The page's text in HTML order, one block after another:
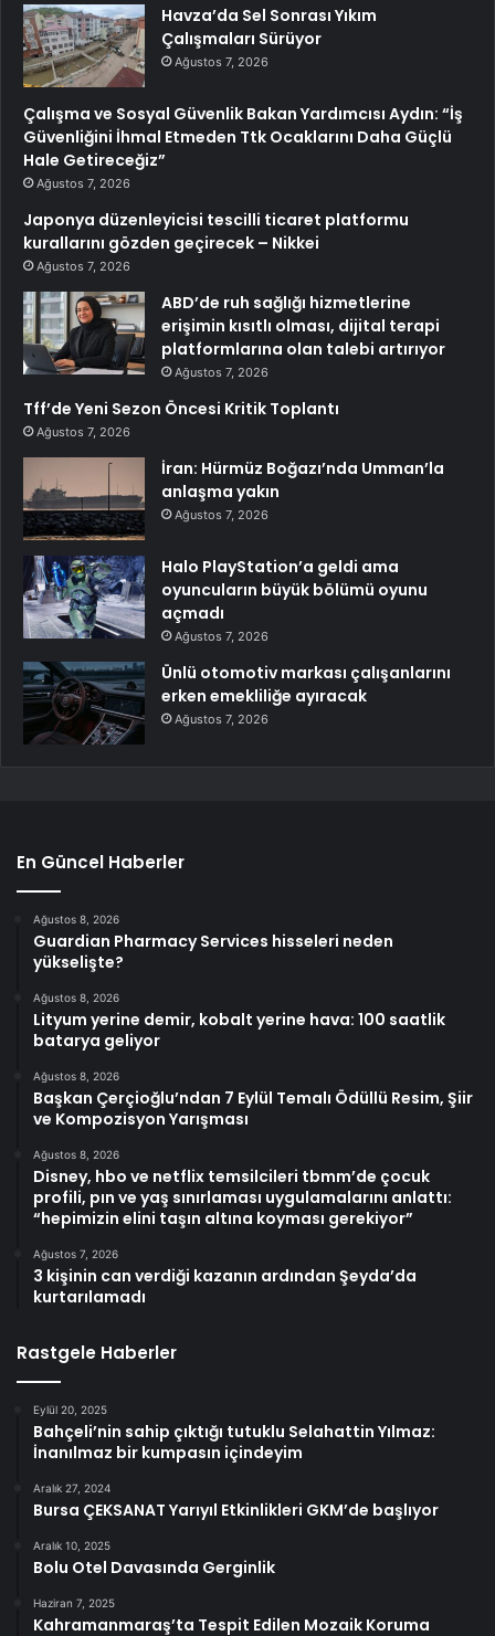
Havza’da Sel Sonrası Yıkım
Çalışmaları Sürüyor
Ağustos 7, 2026
Çalışma ve Sosyal Güvenlik Bakan Yardımcısı Aydın: “İş
Güvenliğini İhmal Etmeden Ttk Ocaklarını Daha Güçlü
Hale Getireceğiz”
Ağustos 7, 2026
Japonya düzenleyicisi tescilli ticaret platformu
kurallarını gözden geçirecek – Nikkei
Ağustos 7, 2026
ABD’de ruh sağlığı hizmetlerine
erişimin kısıtlı olması, dijital terapi
platformlarına olan talebi artırıyor
Ağustos 7, 2026
Tff’de Yeni Sezon Öncesi Kritik Toplantı
Ağustos 7, 2026
İran: Hürmüz Boğazı’nda Umman’la
anlaşma yakın
Ağustos 7, 2026
Halo PlayStation’a geldi ama
oyuncuların büyük bölümü oyunu
açmadı
Ağustos 7, 2026
Ünlü otomotiv markası çalışanlarını
erken emekliliğe ayıracak
Ağustos 7, 2026
En Güncel Haberler
Ağustos 8, 2026
Guardian Pharmacy Services hisseleri neden
yükselişte?
Ağustos 8, 2026
Lityum yerine demir, kobalt yerine hava: 100 saatlik
batarya geliyor
Ağustos 8, 2026
Başkan Çerçioğlu’ndan 7 Eylül Temalı Ödüllü Resim, Şiir
ve Kompozisyon Yarışması
Ağustos 8, 2026
Disney, hbo ve netflix temsilcileri tbmm’de çocuk
profili, pın ve yaş sınırlaması uygulamalarını anlattı:
“hepimizin elini taşın altına koyması gerekiyor”
Ağustos 7, 2026
3 kişinin can verdiği kazanın ardından Şeyda’da
kurtarılamadı
Rastgele Haberler
Eylül 20, 2025
Bahçeli’nin sahip çıktığı tutuklu Selahattin Yılmaz:
İnanılmaz bir kumpasın içindeyim
Aralık 27, 2024
Bursa ÇEKSANAT Yarıyıl Etkinlikleri GKM’de başlıyor
Aralık 10, 2025
Bolu Otel Davasında Gerginlik
Haziran 7, 2025
Kahramanmaraş’ta Tespit Edilen Mozaik Koruma